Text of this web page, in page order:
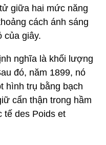
giữa hai mức năng
cách ánh sáng
của giây.
nghĩa là khối lượng
đó, năm 1899, nó
hình trụ bằng bạch
cẩn thận trong hầm
tế des Poids et